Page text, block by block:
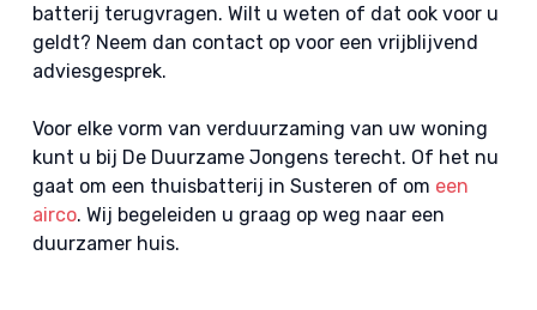
batterij terugvragen. Wilt u weten of dat ook voor u
geldt? Neem dan contact op voor een vrijblijvend
adviesgesprek.
Voor elke vorm van verduurzaming van uw woning
kunt u bij De Duurzame Jongens terecht. Of het nu
gaat om een thuisbatterij in Susteren of om een
airco. Wij begeleiden u graag op weg naar een
duurzamer huis.